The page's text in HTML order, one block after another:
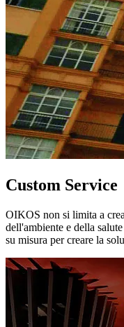
Custom Service
OIKOS non si limita a
dell'ambiente e della
su misura per creare la